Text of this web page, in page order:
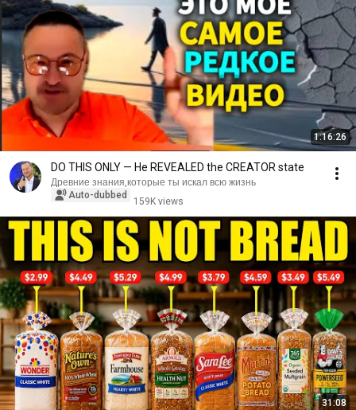
1:16:26
DO THIS ONLY — He REVEALED the CREATOR state
Древние знания,которые ты искал всю жизнь
Auto-dubbed
159K views
31:08